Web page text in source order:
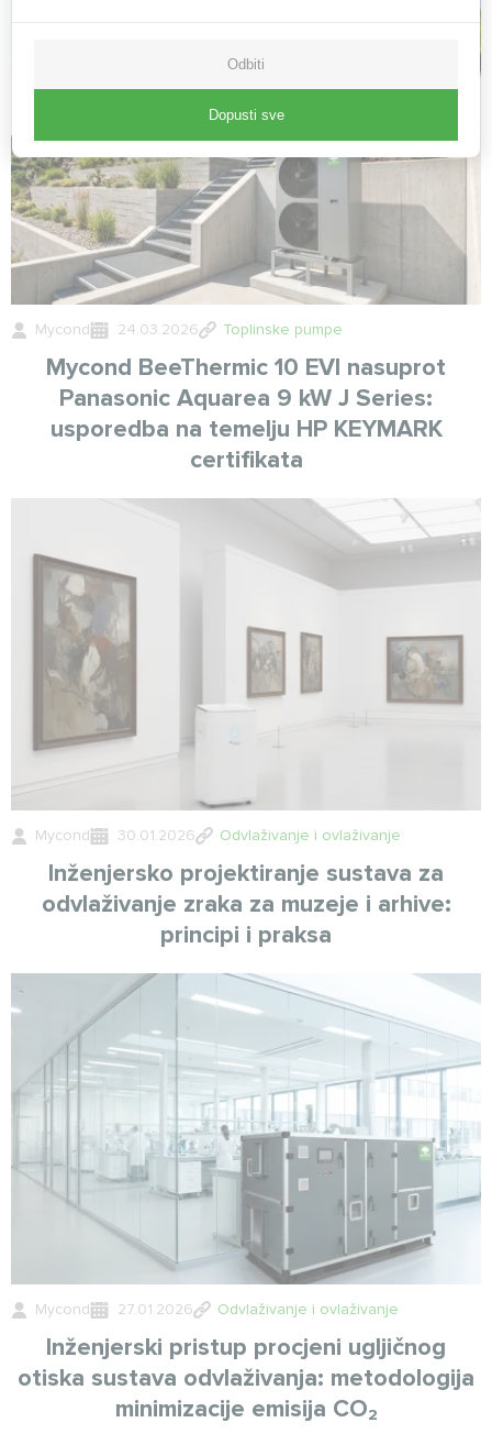
Mycond 24.03.2026 Toplinske pumpe
Mycond BeeThermic 10 EVI nasuprot
Panasonic Aquarea 9 kW J Series:
usporedba na temelju HP KEYMARK
certifikata
Mycond 30.01.2026 Odvlaživanje i ovlaživanje
Inženjersko projektiranje sustava za
odvlaživanje zraka za muzeje i arhive:
principi i praksa
Mycond 27.01.2026 Odvlaživanje i ovlaživanje
Inženjerski pristup procjeni ugljičnog
otiska sustava odvlaživanja: metodologija
minimizacije emisija CO₂
Odbiti
Dopusti sve